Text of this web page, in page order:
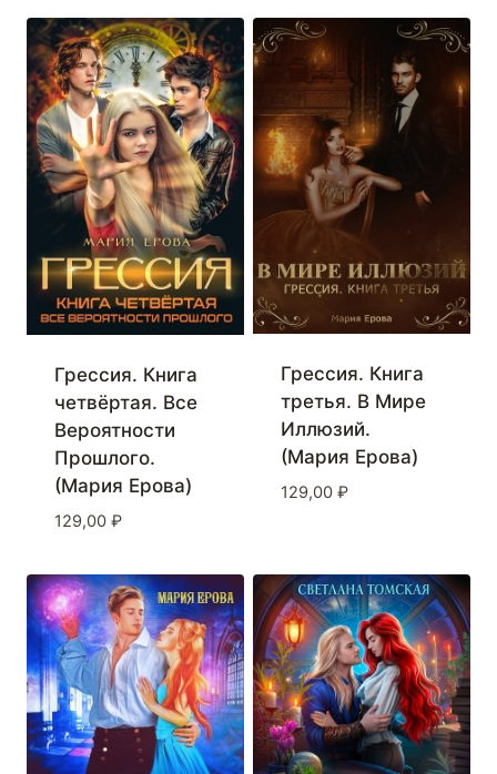
Грессия. Книга
четвёртая. Все
Вероятности
Прошлого.
(Мария Ерова)
129,00 ₽
Грессия. Книга
третья. В Мире
Иллюзий.
(Мария Ерова)
129,00 ₽